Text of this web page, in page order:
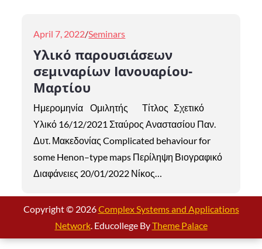
Posted
on
April 7, 2022 Seminars
Υλικό παρουσιάσεων
σεμιναρίων Ιανουαρίου-
Μαρτίου
Ημερομηνία Ομιλητής Τίτλος Σχετικό
Υλικό 16/12/2021 Σταύρος Αναστασίου Παν.
Δυτ. Μακεδονίας Complicated behaviour for
some Henon–type maps Περίληψη Βιογραφικό
Διαφάνειες 20/01/2022 Νίκος…
Copyright © 2026Complex Systems and Applications
Network. Educollege ByTheme Palace